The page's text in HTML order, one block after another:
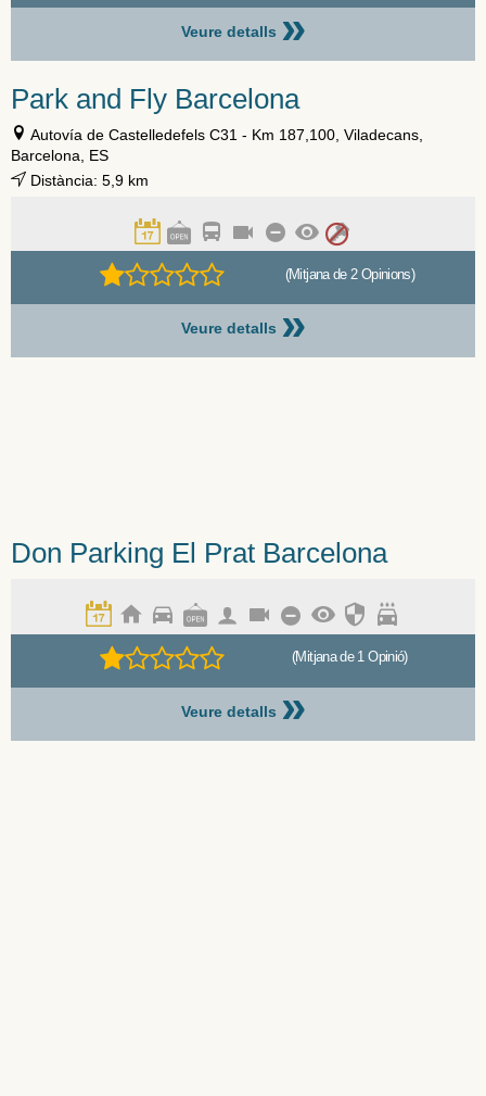
Veure detalls »
Park and Fly Barcelona
Autovía de Castelledefels C31 - Km 187,100, Viladecans,
Barcelona, ES
Distància: 5,9 km
(Mitjana de 2 Opinions)
Veure detalls »
Don Parking El Prat Barcelona
(Mitjana de 1 Opinió)
Veure detalls »